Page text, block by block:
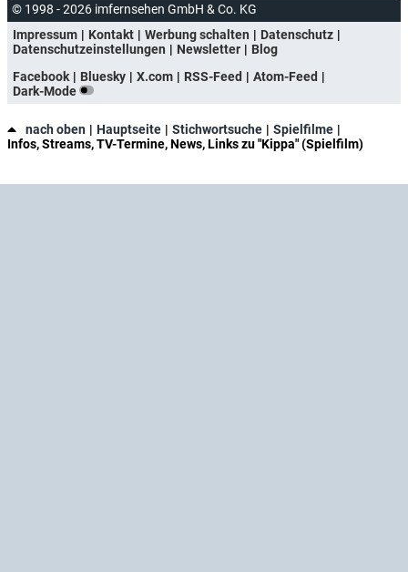
© 1998 - 2026 imfernsehen GmbH & Co. KG
Impressum
Kontakt Werbung schalten
Datenschutz
Datenschutzeinstellungen
Newsletter
Blog
Facebook
Bluesky X.com RSS-Feed
Atom-Feed
Dark-Mode
nach oben Hauptseite Stichwortsuche
Spielfilme
Infos, Streams, TV-Termine, News, Links zu "Kippa" (Spielfilm)